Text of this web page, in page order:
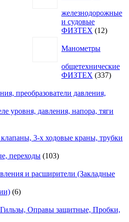
железнодорожные
и судовые
ФИЗТЕХ
1212
Манометры
общетехнические
ФИЗТЕХ 337337
преобразователи давления,
уровня, давления, напора, тяги
3-х ходовые краны, трубки
переходы 103103
и расширители (Закладные
66
Оправы защитные, Пробки,